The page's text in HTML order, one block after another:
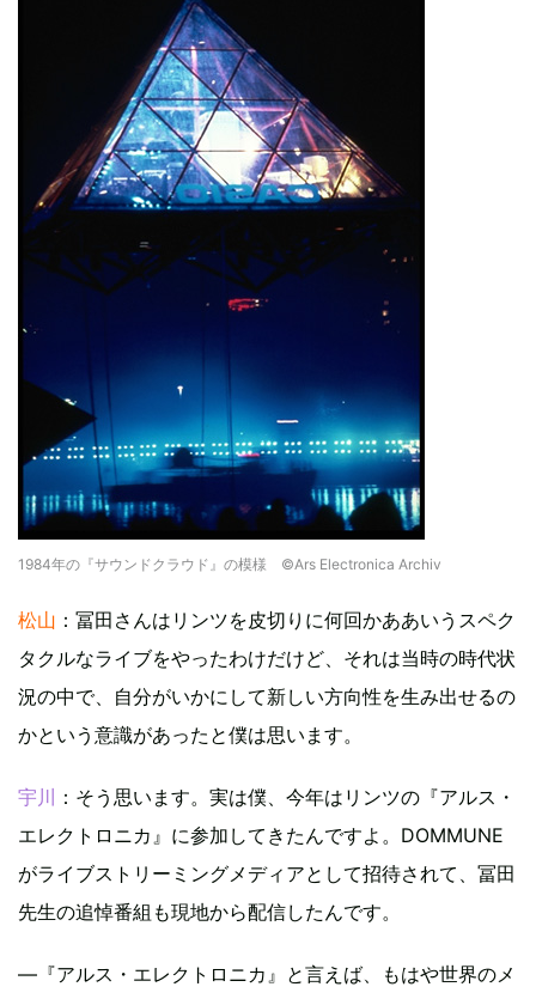
1984年の『サウンドクラウド』の模様 ©Ars Electronica Archiv
松山 ：冨田さんはリンツを皮切りに何回かああいうスペク
タクルなライブをやったわけだけど、それは当時の時代状
況の中で、自分がいかにして新しい方向性を生み出せるの
かという意識があったと僕は思います。
宇川
：そう思います。実は僕、今年はリンツの『アルス・
エレクトロニカ』に参加してきたんですよ。DOMMUNE
がライブストリーミングメディアとして招待されて、冨田
先生の追悼番組も現地から配信したんです。
―『アルス・エレクトロニカ』と言えば、もはや世界のメ